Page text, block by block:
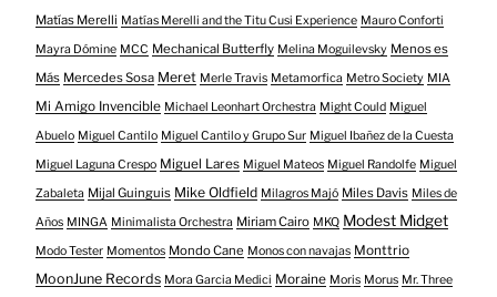
Matías Merelli Matías Merelli and the Titu Cusi Experience Mauro Conforti
Mayra Dómine MCC Mechanical Butterfly Melina Moguilevsky Menos es
Más Mercedes Sosa Meret Merle Travis Metamorfica Metro Society MIA
Mi Amigo Invencible Michael Leonhart Orchestra Might Could Miguel
Abuelo Miguel Cantilo Miguel Cantilo y Grupo Sur Miguel Ibañez de la Cuesta
Miguel Laguna Crespo Miguel Lares Miguel Mateos Miguel Randolfe Miguel
Zabaleta Mijal Guinguis Mike Oldfield Milagros Majó Miles Davis Miles de
Años MINGA Minimalista Orchestra Miriam Cairo MKQ Modest Midget
Modo Tester Momentos Mondo Cane Monos con navajas Monttrio
MoonJune Records Mora Garcia Medici Moraine Moris Morus Mr. Three